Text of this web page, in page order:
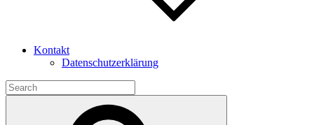
Kontakt
Datenschutzerklärung
Search
for: